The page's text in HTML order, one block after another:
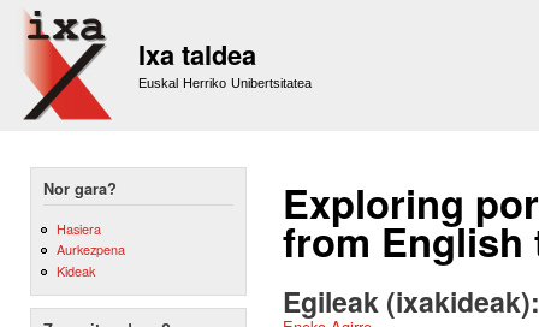
Ixa taldea
Euskal Herriko Unibertsitatea
Nor gara?
Hasiera
Aurkezpena
Kideak
Exploring
from English
Egileak